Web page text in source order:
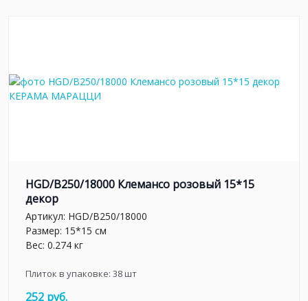
HGD/B250/18000 Клемансо розовый 15*15
декор
Артикул: HGD/B250/18000
Размер: 15*15 см
Вес: 0.274 кг
Плиток в упаковке: 38шт
252 руб.